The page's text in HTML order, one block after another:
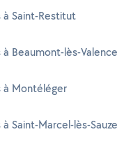
Saint-Restitut
Beaumont-lès-Valence
à Montéléger
Saint-Marcel-lès-